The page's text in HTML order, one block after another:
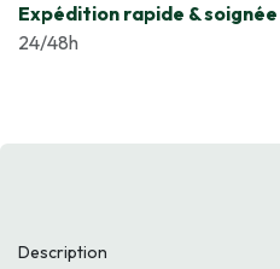
Expédition rapide & soignée
24/48h
Description